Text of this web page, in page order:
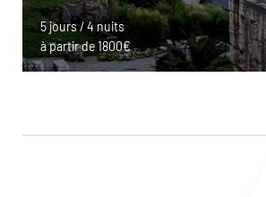
5 jours / 4 nuits
à partir de 1800€